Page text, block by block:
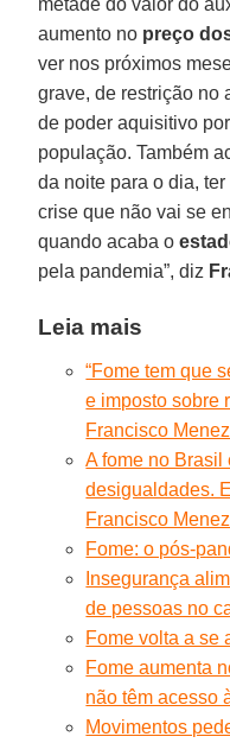
aumento no preço
ver nos próximos
grave, de restrição no
de poder aquisitivo
população. Também
da noite para o dia,
crise que não vai se
quando acaba o
pela pandemia”, diz
Leia mais
“Fome tem que
e imposto sobre
Francisco
A fome no Brasil
desigualdades.
Francisco
Fome: o pós-
Insegurança
de pessoas no
Fome volta a se
Fome aumenta
não têm acesso
Movimentos